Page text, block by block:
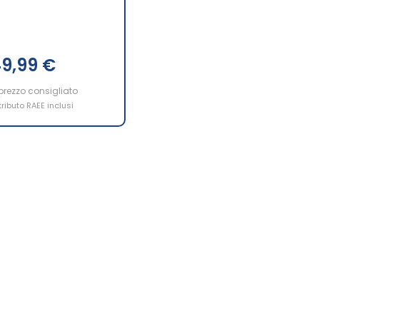
€
consigliato
RAEE inclusi